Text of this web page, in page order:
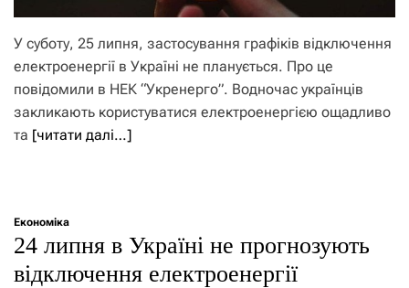
У суботу, 25 липня, застосування графіків відключення
електроенергії в Україні не планується. Про це
повідомили в НЕК “Укренерго”. Водночас українців
закликають користуватися електроенергією ощадливо
та [читати далі…]
Економіка
24 липня в Україні не прогнозують
відключення електроенергії